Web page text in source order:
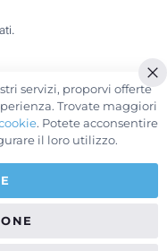
servizi, proporvi offerte
Trovate maggiori
. Potete acconsentire
il loro utilizzo.